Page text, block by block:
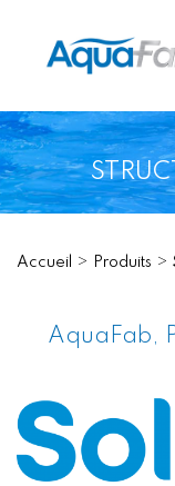
Accueil Produits
AquaFab,